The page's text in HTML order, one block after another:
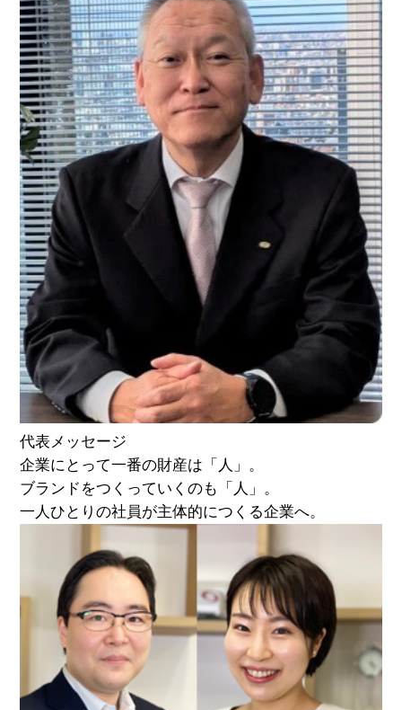
代表メッセージ
企業にとって一番の財産は「人」。
ブランドをつくっていくのも「人」。
一人ひとりの社員が主体的につくる企業へ。